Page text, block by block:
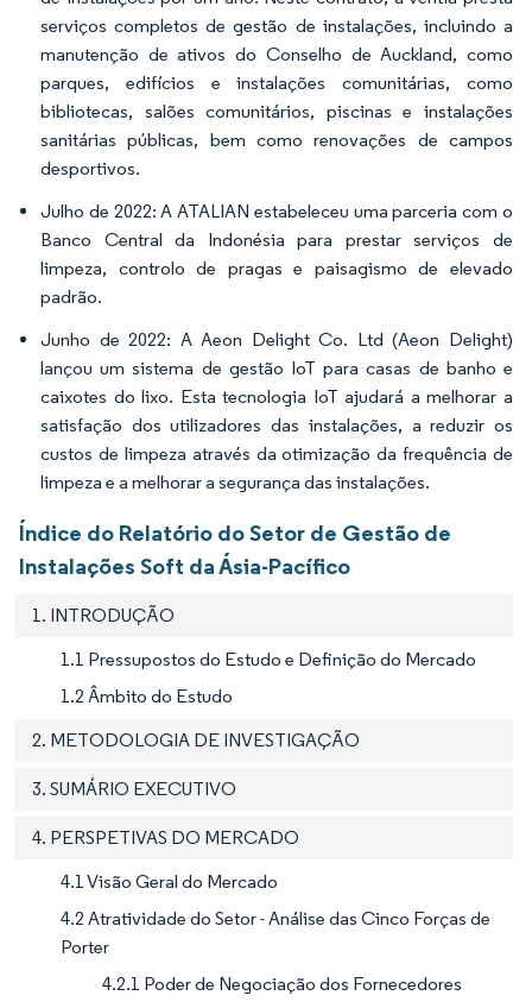
serviços completos de gestão de instalações, incluindo a
manutenção de ativos do Conselho de Auckland, como
parques, edifícios e instalações comunitárias, como
bibliotecas, salões comunitários, piscinas e instalações
sanitárias públicas, bem como renovações de campos
desportivos.
Julho de 2022: A ATALIAN estabeleceu uma parceria com o
Banco Central da Indonésia para prestar serviços de
limpeza, controlo de pragas e paisagismo de elevado
padrão.
Junho de 2022: A Aeon Delight Co. Ltd (Aeon Delight)
lançou um sistema de gestão IoT para casas de banho e
caixotes do lixo. Esta tecnologia IoT ajudará a melhorar a
satisfação dos utilizadores das instalações, a reduzir os
custos de limpeza através da otimização da frequência de
limpeza e a melhorar a segurança das instalações.
Índice do Relatório do Setor de Gestão de
Instalações Soft da Ásia-Pacífico
1. INTRODUÇÃO
1.1 Pressupostos do Estudo e Definição do Mercado
1.2 Âmbito do Estudo
2. METODOLOGIA DE INVESTIGAÇÃO
3. SUMÁRIO EXECUTIVO
4. PERSPETIVAS DO MERCADO
4.1 Visão Geral do Mercado
4.2 Atratividade do Setor - Análise das Cinco Forças de
Porter
4.2.1 Poder de Negociação dos Fornecedores